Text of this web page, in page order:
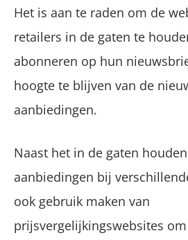
Het is aan te raden om de
retailers in de gaten te
abonneren op hun
hoogte te blijven van de
aanbiedingen.
Naast het in de gaten
aanbiedingen bij
ook gebruik maken van
prijsvergelijkingswebsites